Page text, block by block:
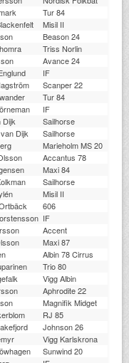
Tur 84
Misil II
Beason 24
Triss Norlin
Avance 24
IF
Scanper 22
Tur 84
IF
Dijk
Sailhorse
Dijk
Sailhorse
Marieholm MS 20
Accantus 78
Maxi 84
Sailhorse
Misil II
606
IF
Accent
Maxi 87
Albin 78 Cirrus
Trio 80
Vigg Albin
Aphrodite 22
Magnifik Midget
RJ 85
Johnson 26
Vigg Karlskrona
Sunwind 20